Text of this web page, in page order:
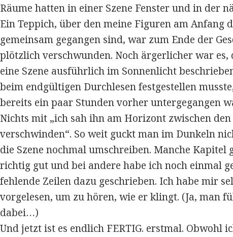
Räume hatten in einer Szene Fenster und in der
Ein Teppich, über den meine Figuren am Anfang
gemeinsam gegangen sind, war zum Ende der
plötzlich verschwunden. Noch ärgerlicher war es,
eine Szene ausführlich im Sonnenlicht
beim endgültigen Durchlesen festgestellen
bereits ein paar Stunden vorher untergegangen
Nichts mit „ich sah ihn am Horizont zwischen
verschwinden“. So weit guckt man im Dunkeln
die Szene nochmal umschreiben. Manche Kapitel
richtig gut und bei andere habe ich noch einmal
fehlende Zeilen dazu geschrieben. Ich habe mir
vorgelesen, um zu hören, wie er klingt. (Ja, man
dabei…)
Und jetzt ist es endlich FERTIG. erstmal. Obwohl